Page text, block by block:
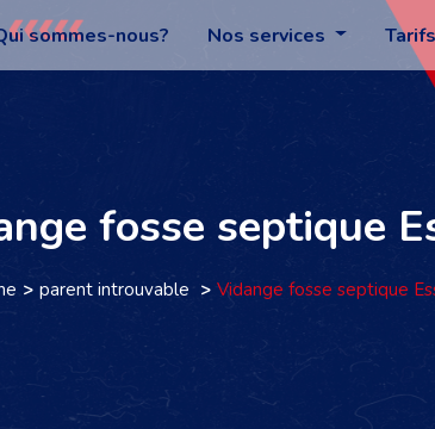
sommes-nous? Nos services Tarifs
fosse septique
parent introuvable Vidange fosse septique